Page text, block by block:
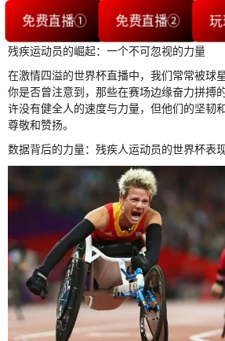
免费直播① 免费直播②
残疾运动员的崛起：一个不可忽视的力量
在激情四溢的世界杯直播中，我们常常被球
你是否曾注意到，那些在赛场边缘奋力拼搏
许没有健全人的速度与力量，但他们的坚韧
尊敬和赞扬。
数据背后的力量：残疾人运动员的世界杯表